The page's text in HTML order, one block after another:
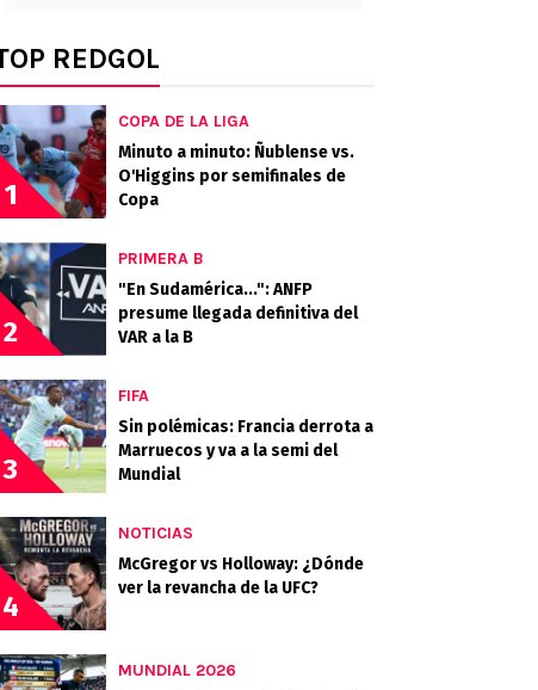
REDGOL
1
COPA DE LA LIGA
Minuto a minuto: Ñublense vs.
O'Higgins por semifinales de
Copa
2
PRIMERA B
"En Sudamérica...": ANFP
presume llegada definitiva del
VAR a la B
3
FIFA
Sin polémicas: Francia derrota a
Marruecos y va a la semi del
Mundial
4
NOTICIAS
McGregor vs Holloway: ¿Dónde
ver la revancha de la UFC?
MUNDIAL 2026